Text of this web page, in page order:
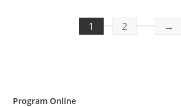
1 2 →
Program Online